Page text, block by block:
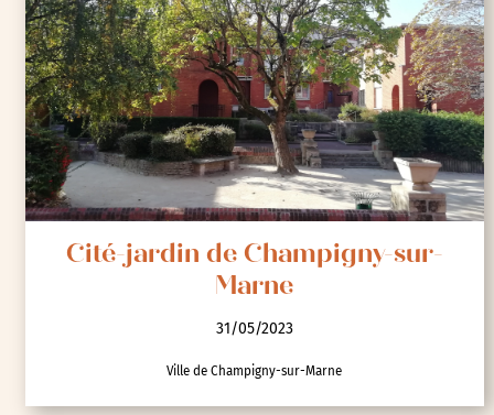
Cité-jardin de Champigny-sur-
Marne
31/05/2023
Ville de Champigny-sur-Marne